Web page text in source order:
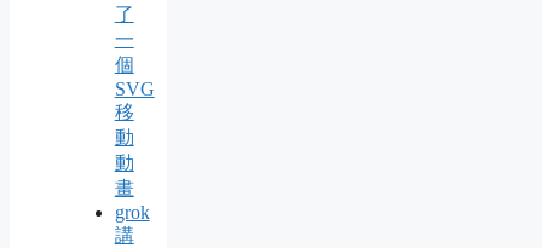
了
一
個
SVG
移
動
動
畫
grok
講